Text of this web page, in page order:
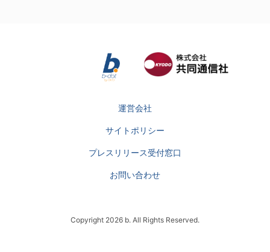
運営会社
サイトポリシー
プレスリリース受付窓口
お問い合わせ
Copyright 2026 b. All Rights Reserved.